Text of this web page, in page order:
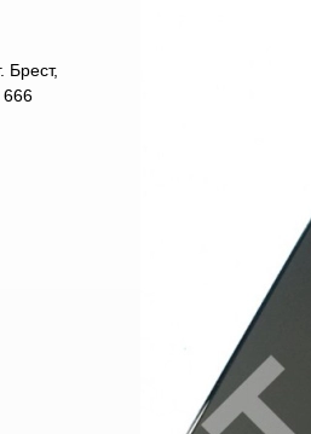
Брест,